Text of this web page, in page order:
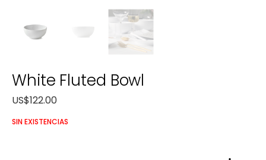
White Fluted Bowl
US$122.00
SIN EXISTENCIAS